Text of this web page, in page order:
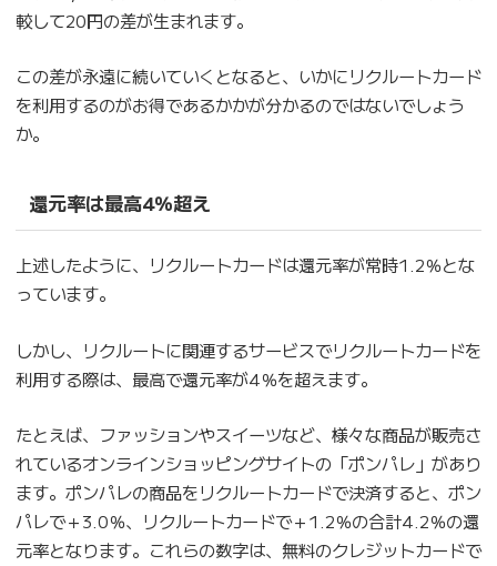
較して20円の差が生まれます。
この差が永遠に続いていくとなると、いかにリクルートカード
を利用するのがお得であるかかが分かるのではないでしょう
か。
還元率は最高4％超え
上述したように、リクルートカードは還元率が常時1.2％とな
っています。
しかし、リクルートに関連するサービスでリクルートカードを
利用する際は、最高で還元率が4％を超えます。
たとえば、ファッションやスイーツなど、様々な商品が販売さ
れているオンラインショッピングサイトの「ポンパレ」があり
ます。ポンパレの商品をリクルートカードで決済すると、ポン
パレで＋3.0％、リクルートカードで＋1.2％の合計4.2％の還
元率となります。これらの数字は、無料のクレジットカードで